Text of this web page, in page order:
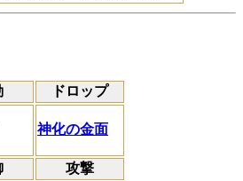
ドロップ
神化の金面
攻撃